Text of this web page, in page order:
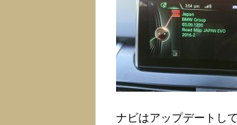
ナビはアップデートし